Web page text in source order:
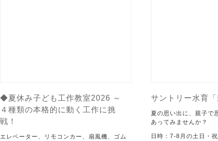
◆夏休み子ども工作教室2026 ～
４種類の本格的に動く工作に挑
戦！
エレベーター、リモコンカー、扇風機、ゴム
サントリー水育
夏の思い出に、親子で
あってみませんか？
日時：7-8月の土日・